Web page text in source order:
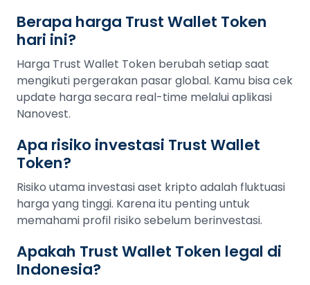
Berapa harga Trust Wallet Token
hari ini?
Harga Trust Wallet Token berubah setiap saat
mengikuti pergerakan pasar global. Kamu bisa cek
update harga secara real-time melalui aplikasi
Nanovest.
Apa risiko investasi Trust Wallet
Token?
Risiko utama investasi aset kripto adalah fluktuasi
harga yang tinggi. Karena itu penting untuk
memahami profil risiko sebelum berinvestasi.
Apakah Trust Wallet Token legal di
Indonesia?